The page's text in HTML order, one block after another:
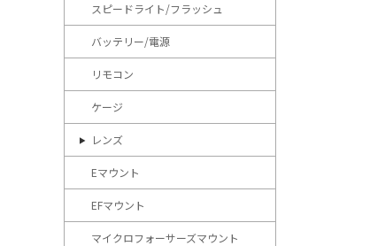
スピードライト/フラッシュ
バッテリー/電源
リモコン
ケージ
レンズ
Eマウント
EFマウント
マイクロフォーサーズマウント